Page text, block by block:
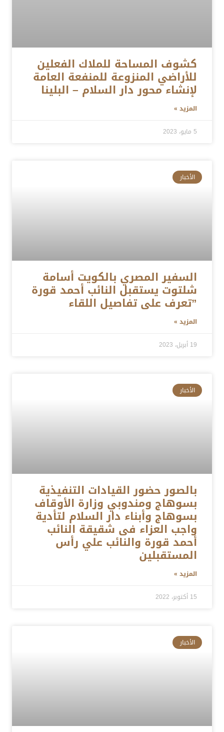
كشوف المساحة للملاك الفعلين
للأراضي المنزوعة للمنفعة العامة
لإنشاء محور دار السلام – البلينا
المزيد »
5 مايو، 2023
الأخبار
السفير المصري بالكويت أسامة
شلتوت يستقبل النائب أحمد قورة
”تعرف على تفاصيل اللقاء
المزيد »
19 أبريل، 2023
الأخبار
بالصور حضور القيادات التنفيذية
بسوهاج ومندوبي وزارة الأوقاف
بسوهاج وأبناء دار السلام لتأدية
واجب العزاء فى شقيقة النائب
أحمد قورة والنائب علي رأس
المستقبلين
المزيد »
15 أكتوبر، 2022
الأخبار